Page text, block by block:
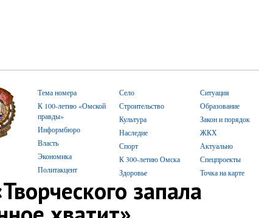
Тема номера
К 100-летию «Омской
правды»
Информбюро
Власть
Экономика
Политакцент
Село
Строительство
Культура
Наследие
Спорт
К 300-летию Омска
Здоровье
Ситуация
Образование
Закон и порядок
ЖКХ
Актуально
Спецпроекты
Точка на карте
запала